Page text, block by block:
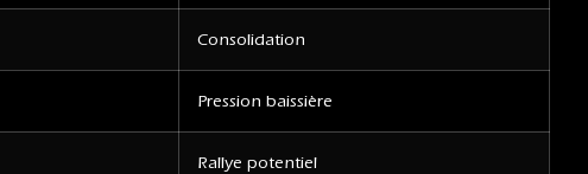
Consolidation
Pression baissière
Rallye potentiel